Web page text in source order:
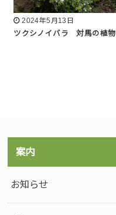
2024年5月13日
ツクシノイバラ 対馬の植物
案内
お知らせ